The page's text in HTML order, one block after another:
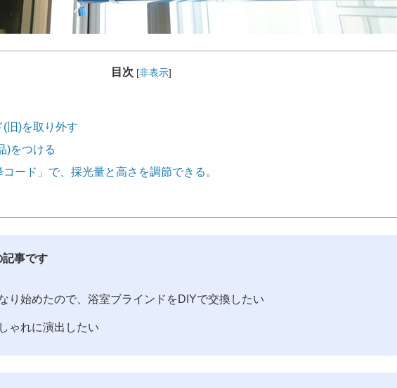
目次 [非表示]
(旧)を取り外す
)をつける
コード」で、採光量と高さを調節できる。
記事です
り始めたので、浴室ブラインドをDIYで交換したい
ゃれに演出したい